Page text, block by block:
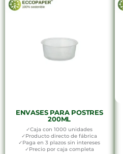
ENVASES PARA POSTRES
200ML
✓Caja con 1000 unidades
✓Producto directo de fábrica
✓Paga en 3 plazos sin intereses
✓Precio por caja completa